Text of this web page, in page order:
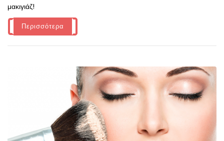
μακιγιάζ!
Περισσότερα